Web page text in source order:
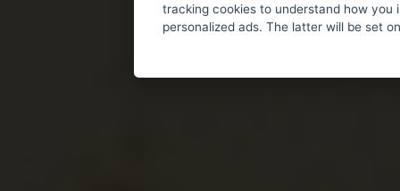
tracking cookies to understand how
personalized ads. The latter will be set